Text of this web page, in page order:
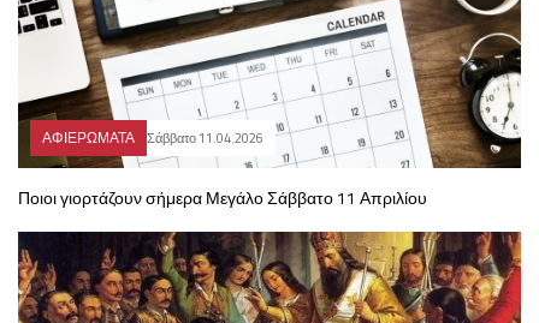
ΑΦΙΕΡΩΜΑΤΑ Σάββατο 11.04.2026
Ποιοι γιορτάζουν σήμερα Μεγάλο Σάββατο 11 Απριλίου